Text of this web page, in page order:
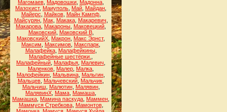
Магомаев Мадовошки Мадонна
Мазохист, Маиуполь Май Майдан
Майерс
Майков, Майн Кампф,
Майсурян, Мак, Макака, Макаревич
Макарова Макароны Маковецкий
Маковский, Маковский В,
МаковскийХ Макрон Макс Эрнст,
Максим
Максимов Макспарк
Малафейка, Малафейкины,
Малафейные шестёрки.
Малафейный Малафья Малевич
Маленков Малер Малка
Малофейкин Мальвина Мальгин
Мальцев Мальчевский Мальчик
Мальчиш
Малютин, Малявин,
МалявинХ Мама Мамаша
Мамашка Мамина паскуда Маммен
Маммуся Стребкова, Мамонтов,